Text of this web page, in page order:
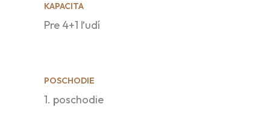
KAPACITA
Pre 4+1 ľudí
POSCHODIE
1. poschodie